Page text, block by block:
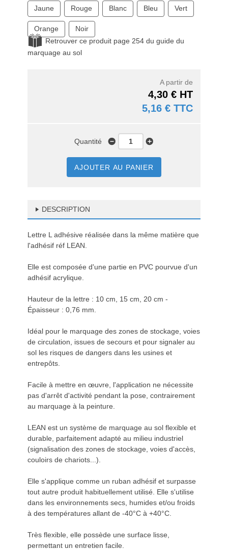
Jaune Rouge Blanc Bleu Vert
Orange
Noir
Retrouver ce produit page 254 du guide du
marquage au sol
A partir de
4,30 € HT
5,16 € TTC
Quantité
AJOUTER AU PANIER
DESCRIPTION
Lettre L adhésive réalisée dans la même matière que
l'adhésif réf LEAN.
Elle est composée d'une partie en PVC pourvue d'un
adhésif acrylique.
Hauteur de la lettre : 10 cm, 15 cm, 20 cm -
Épaisseur : 0,76 mm.
Idéal pour le marquage des zones de stockage, voies
de circulation, issues de secours et pour signaler au
sol les risques de dangers dans les usines et
entrepôts.
Facile à mettre en œuvre, l'application ne nécessite
pas d'arrêt d'activité pendant la pose, contrairement
au marquage à la peinture.
LEAN est un système de marquage au sol flexible et
durable, parfaitement adapté au milieu industriel
(signalisation des zones de stockage, voies d'accès,
couloirs de chariots...).
Elle s'applique comme un ruban adhésif et surpasse
tout autre produit habituellement utilisé. Elle s'utilise
dans les environnements secs, humides et/ou froids
à des températures allant de -40°C à +40°C.
Très flexible, elle possède une surface lisse,
permettant un entretien facile.